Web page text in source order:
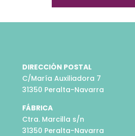
DIRECCIÓN POSTAL
C/María Auxiliadora 7
31350 Peralta-Navarra
FÁBRICA
Ctra. Marcilla s/n
31350 Peralta-Navarra